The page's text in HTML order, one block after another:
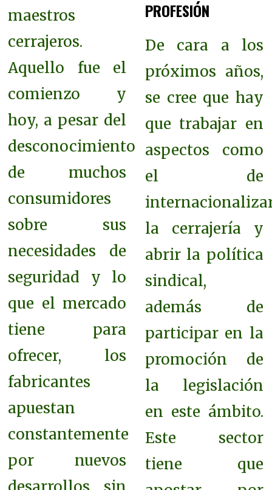
maestros
cerrajeros.
Aquello fue el
comienzo y
hoy, a pesar del
desconocimiento
de muchos
consumidores
sobre sus
necesidades de
seguridad y lo
que el mercado
tiene para
ofrecer, los
fabricantes
apuestan
constantemente
por nuevos
PROFESIÓN
De cara a los
próximos años,
se cree que hay
que trabajar en
aspectos como
el de
la cerrajería y
abrir la política
sindical,
además de
participar en la
promoción de
la legislación
en este ámbito.
Este sector
tiene que